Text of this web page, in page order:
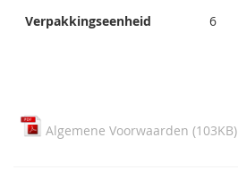
Verpakkingseenheid
6
Algemene Voorwaarden (103KB)